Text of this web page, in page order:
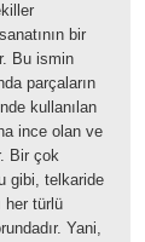
bir
Bu ismin
parçaların
kullanılan
ince olan ve
Bir çok
gibi, telkaride
her türlü
Yani,